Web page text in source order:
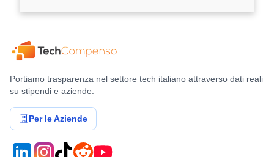
3+ years experience (5+ preferred) building
Experience as an early engineer in a VC-
Comfortable working autonomously in fast-
Experience with enterprise AI platforms and
Portiamo trasparenza nel settore tech italiano attraverso dati reali
su stipendi e aziende.
Per le Aziende